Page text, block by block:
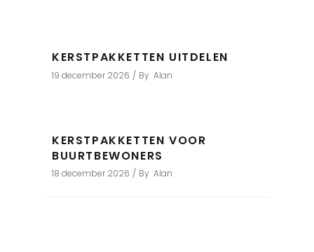
KERSTPAKKETTEN UITDELEN
19 december 2026 By Alan
KERSTPAKKETTEN VOOR
BUURTBEWONERS
18 december 2026 By Alan